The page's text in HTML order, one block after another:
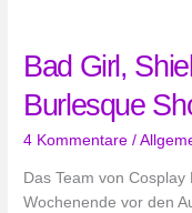
Bad Girl,
Burlesque
4 Kommentare /
Das Team von
Wochenende vor den